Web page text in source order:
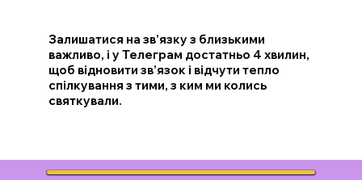
Залишатися на зв’язку з близькими
важливо, і у Телеграм достатньо 4 хвилин,
щоб відновити зв’язок і відчути тепло
спілкування з тими, з ким ми колись
святкували.